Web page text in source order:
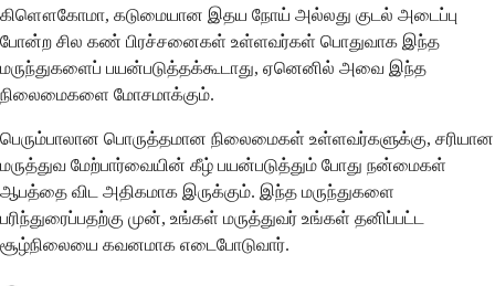
கிளௌகோமா, கடுமையான இதய நோய் அல்லது குடல் அடைப்பு
போன்ற சில கண் பிரச்சனைகள் உள்ளவர்கள் பொதுவாக இந்த
மருந்துகளைப் பயன்படுத்தக்கூடாது, ஏனெனில் அவை இந்த
நிலைமைகளை மோசமாக்கும்.
பெரும்பாலான பொருத்தமான நிலைமைகள் உள்ளவர்களுக்கு, சரியான
மருத்துவ மேற்பார்வையின் கீழ் பயன்படுத்தும் போது நன்மைகள்
ஆபத்தை விட அதிகமாக இருக்கும். இந்த மருந்துகளை
பரிந்துரைப்பதற்கு முன், உங்கள் மருத்துவர் உங்கள் தனிப்பட்ட
சூழ்நிலையை கவனமாக எடைபோடுவார்.